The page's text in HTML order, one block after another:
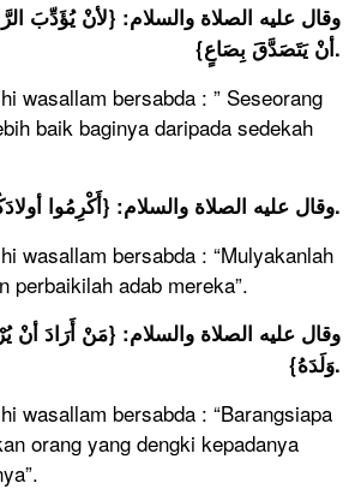
وقال عليه الصلاة والسلام: {لأنْ يُؤَدِّبَ
أنْ يَتَصَدَّقَ بِصَاعٍ}.
wasallam bersabda : ” Seseorang
baik baginya daripada sedekah
وقال عليه الصلاة والسلام: {أَكْرِمُوا أولادَكُمْ وَأَحْسِنُوا آدَابَهُمْ}.
wasallam bersabda : “Mulyakanlah
perbaikilah adab mereka”.
وقال عليه الصلاة والسلام: {مَنْ أَرَادَ
وَلَدَهُ}.
wasallam bersabda : “Barangsiapa
orang yang dengki kepadanya